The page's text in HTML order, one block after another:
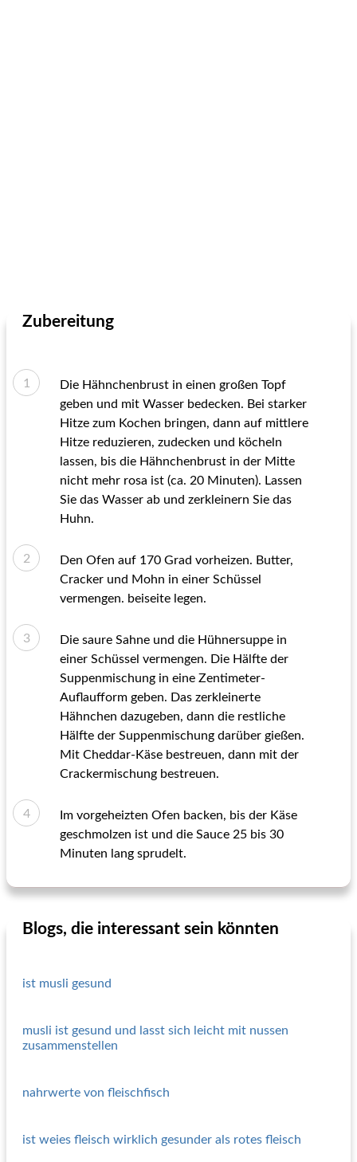
Zubereitung
Die Hähnchenbrust in einen großen Topf
geben und mit Wasser bedecken. Bei starker
Hitze zum Kochen bringen, dann auf mittlere
Hitze reduzieren, zudecken und köcheln
lassen, bis die Hähnchenbrust in der Mitte
nicht mehr rosa ist (ca. 20 Minuten). Lassen
Sie das Wasser ab und zerkleinern Sie das
Huhn.
Den Ofen auf 170 Grad vorheizen. Butter,
Cracker und Mohn in einer Schüssel
vermengen. beiseite legen.
Die saure Sahne und die Hühnersuppe in
einer Schüssel vermengen. Die Hälfte der
Suppenmischung in eine Zentimeter-
Auflaufform geben. Das zerkleinerte
Hähnchen dazugeben, dann die restliche
Hälfte der Suppenmischung darüber gießen.
Mit Cheddar-Käse bestreuen, dann mit der
Crackermischung bestreuen.
Im vorgeheizten Ofen backen, bis der Käse
geschmolzen ist und die Sauce 25 bis 30
Minuten lang sprudelt.
Blogs, die interessant sein könnten
ist musli gesund
musli ist gesund und lasst sich leicht mit nussen
zusammenstellen
nahrwerte von fleischfisch
ist weies fleisch wirklich gesunder als rotes fleisch